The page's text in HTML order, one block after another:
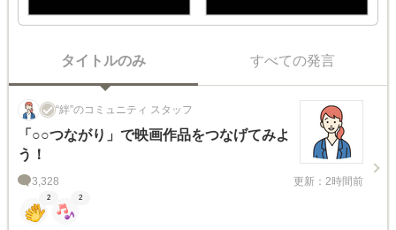
タイトルのみ すべての発言
“絆”のコミュニティ スタッフ
「○○つながり」で映画作品をつなげてみよ
う！
3,328 更新：2時間前
2 2